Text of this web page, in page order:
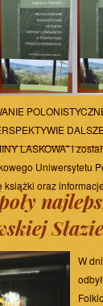
LASKOWA" i
Uniwersytetu
książki oraz
W